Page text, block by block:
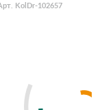
KolDr-102657